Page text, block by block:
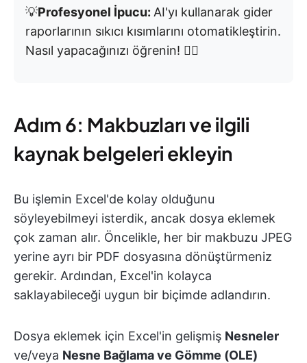
💡Profesyonel İpucu: AI'yı kullanarak gider
raporlarının sıkıcı kısımlarını otomatikleştirin.
Nasıl yapacağınızı öğrenin! 👇🏼
Adım 6: Makbuzları ve ilgili
kaynak belgeleri ekleyin
Bu işlemin Excel'de kolay olduğunu
söyleyebilmeyi isterdik, ancak dosya eklemek
çok zaman alır. Öncelikle, her bir makbuzu JPEG
yerine ayrı bir PDF dosyasına dönüştürmeniz
gerekir. Ardından, Excel'in kolayca
saklayabileceği uygun bir biçimde adlandırın.
Dosya eklemek için Excel'in gelişmiş Nesneler
ve/veya Nesne Bağlama ve Gömme (OLE)